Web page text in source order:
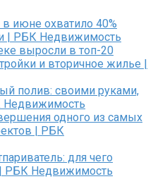
июне охватило 40%
| РБК Недвижимость
выросли в топ-20
и вторичное жилье |
полив: своими руками,
Недвижимость
одного из самых
| РБК
для чего
РБК Недвижимость